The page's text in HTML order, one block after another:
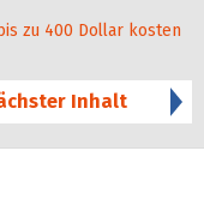
zu 400 Dollar kosten
Inhalt